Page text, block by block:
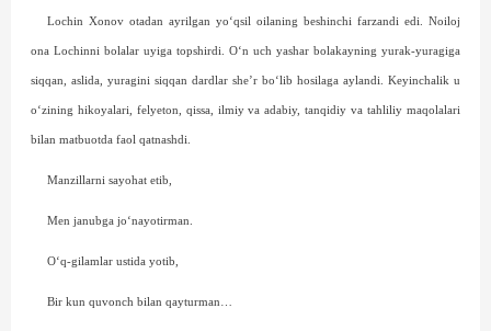
Lochin Xonov otadan ayrilgan yo‘qsil oilaning beshinchi farzandi edi. Noiloj
ona Lochinni bolalar uyiga topshirdi. O‘n uch yashar bolakayning yurak-yuragiga
siqqan, aslida, yuragini siqqan dard­lar she’r bo‘lib hosilaga aylandi. Keyinchalik u
o‘zining hikoyalari, felyeton, qissa, ilmiy va adabiy, tanqidiy va tahliliy maqolalari
bilan matbuotda faol qatnashdi.
Manzillarni sayohat etib,
Men janubga jo‘nayotirman.
O‘q-gilamlar ustida yotib,
Bir kun quvonch bilan qayturman…